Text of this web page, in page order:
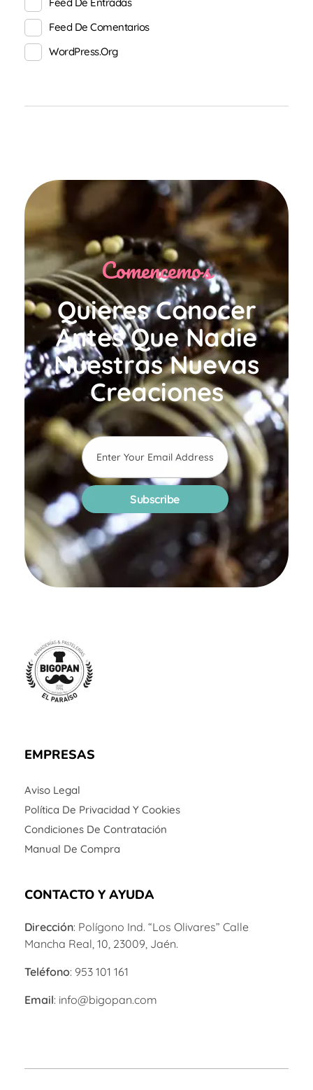
Feed De Entradas
Feed De Comentarios
WordPress.org
Comencemos
Quieres Conocer
Antes Que Nadie
Nuestras Nuevas
Creaciones
EMPRESAS
Aviso Legal
Política De Privacidad Y Cookies
Condiciones De Contratación
Manual De Compra
CONTACTO Y AYUDA
Dirección: Polígono Ind. “Los Olivares” Calle
Mancha Real, 10, 23009, Jaén.
Teléfono: 953 101 161
Email: info@bigopan.com